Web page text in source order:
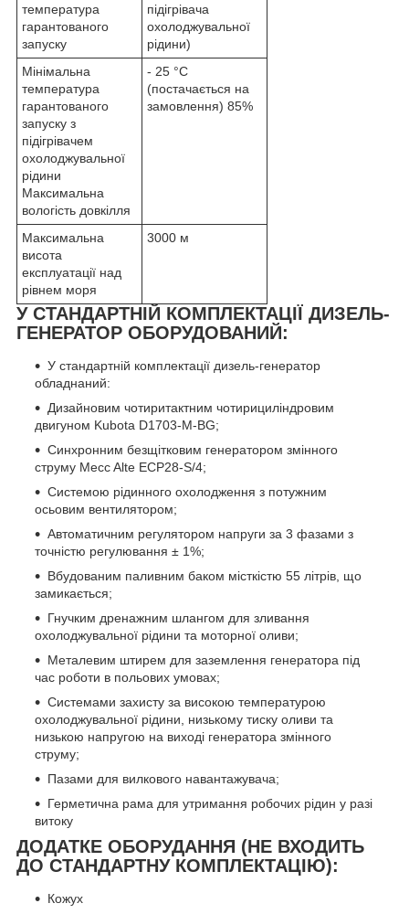
температура
гарантованого
запуску
підігрівача
охолоджувальної
рідини)
Мінімальна
температура
гарантованого
запуску з
підігрівачем
охолоджувальної
рідини
Максимальна
вологість довкілля
- 25 °C
(постачається на
замовлення) 85%
Максимальна
висота
експлуатації над
рівнем моря
3000 м
У СТАНДАРТНІЙ КОМПЛЕКТАЦІЇ ДИЗЕЛЬ-
ГЕНЕРАТОР ОБОРУДОВАНИЙ:
У стандартній комплектації дизель-генератор
обладнаний:
Дизайновим чотиритактним чотирициліндровим
двигуном Kubota D1703-M-BG;
Синхронним безщітковим генератором змінного
струму Mecc Alte ECP28-S/4;
Системою рідинного охолодження з потужним
осьовим вентилятором;
Автоматичним регулятором напруги за 3 фазами з
точністю регулювання ± 1%;
Вбудованим паливним баком місткістю 55 літрів, що
замикається;
Гнучким дренажним шлангом для зливання
охолоджувальної рідини та моторної оливи;
Металевим штирем для заземлення генератора під
час роботи в польових умовах;
Системами захисту за високою температурою
охолоджувальної рідини, низькому тиску оливи та
низькою напругою на виході генератора змінного
струму;
Пазами для вилкового навантажувача;
Герметична рама для утримання робочих рідин у разі
витоку
ДОДАТКЕ ОБОРУДАННЯ (НЕ ВХОДИТЬ
ДО СТАНДАРТНУ КОМПЛЕКТАЦІЮ):
Кожух